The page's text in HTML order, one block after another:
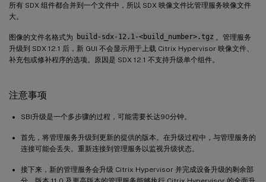
所有 SDX 组件都合并到一个文件中，所以 SDX 映像文件比管理服务映像文件
大。
图像的文件名格式为 build-sdx-12.1-<build_number>.tgz 。管理服务
升级到 SDX 12.1 后，新 GUI 不会显示用于上载 Citrix Hypervisor 映像文件、
补充包或修补程序的选项。原因是 SDX 12.1 不支持升级单个组件。
注意事项
SBI升级是一个多步骤的过程，可能需要长达90分钟。
首先，将管理服务升级到更新的提供的版本。在升级过程中，与管理服务的
连接可能会丢失。重新连接到管理服务以监视升级状态。
接下来，新的管理服务会升级 Citrix Hypervisor 并完成设备升级的剩余部